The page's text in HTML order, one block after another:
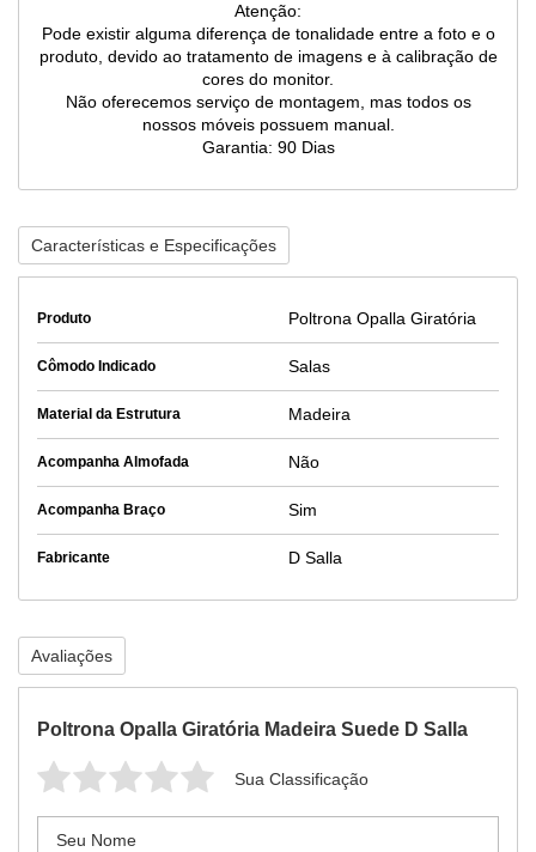
Atenção:
Pode existir alguma diferença de tonalidade entre a foto e o
produto, devido ao tratamento de imagens e à calibração de
cores do monitor.
Não oferecemos serviço de montagem, mas todos os
nossos móveis possuem manual.
Garantia: 90 Dias
Características e Especificações
Produto Poltrona Opalla Giratória
Cômodo Indicado Salas
Material da Estrutura Madeira
Acompanha Almofada Não
Acompanha Braço Sim
Fabricante D Salla
Avaliações
Poltrona Opalla Giratória Madeira Suede D Salla
Sua Classificação